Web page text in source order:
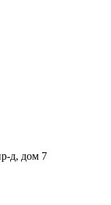
д, дом 7